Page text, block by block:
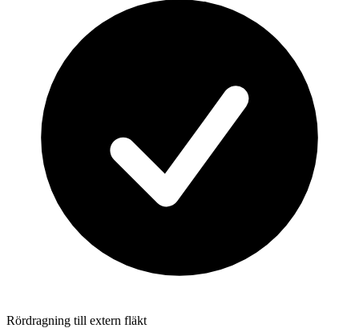
Rördragning till extern fläkt